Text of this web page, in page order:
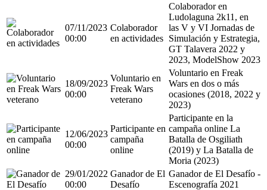
07/11/2023
00:00
Colaborador
en actividades
Colaborador en
Ludolaguna 2k11, en
las V y VI Jornadas de
Simulación y Estrategia,
GT Talavera 2022 y
2023, ModelShow 2023
18/09/2023
00:00
Voluntario en
Freak Wars
veterano
Voluntario en Freak
Wars en dos o más
ocasiones (2018, 2022 y
2023)
12/06/2023
00:00
Participante en
campaña
online
Participante en la
campaña online La
Batalla de Osgiliath
(2019) y La Batalla de
Moria (2023)
29/01/2022
00:00
Ganador de El
Desafío
Ganador de El Desafío -
Escenografía 2021